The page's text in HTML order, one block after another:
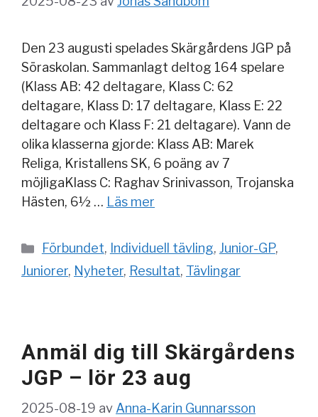
Den 23 augusti spelades Skärgårdens JGP på
Söraskolan. Sammanlagt deltog 164 spelare
(Klass AB: 42 deltagare, Klass C: 62
deltagare, Klass D: 17 deltagare, Klass E: 22
deltagare och Klass F: 21 deltagare). Vann de
olika klasserna gjorde: Klass AB: Marek
Religa, Kristallens SK, 6 poäng av 7
möjligaKlass C: Raghav Srinivasson, Trojanska
Hästen, 6½ … Läs mer
Kategorier
Förbundet, Individuell tävling, Junior-GP,
Juniorer, Nyheter, Resultat, Tävlingar
Anmäl dig till Skärgårdens
JGP – lör 23 aug
2025-08-19 av Anna-Karin Gunnarsson